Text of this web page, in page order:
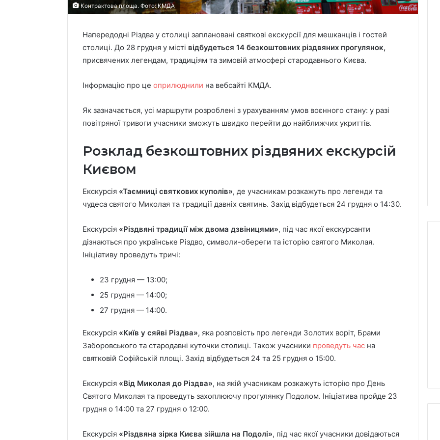
Контрактова площа. Фото: КМДА
Напередодні Різдва у столиці заплановані святкові екскурсії для мешканців і гостей
столиці. До 28 грудня у місті відбудеться 14 безкоштовних різдвяних прогулянок,
присвячених легендам, традиціям та зимовій атмосфері стародавнього Києва.
Інформацію про це оприлюднили на вебсайті КМДА.
Як зазначається, усі маршрути розроблені з урахуванням умов воєнного стану: у разі
повітряної тривоги учасники зможуть швидко перейти до найближчих укриттів.
Розклад безкоштовних різдвяних екскурсій
Києвом
Екскурсія «Таємниці святкових куполів», де учасникам розкажуть про легенди та
чудеса святого Миколая та традиції давніх святинь. Захід відбудеться 24 грудня о 14:30.
Екскурсія «Різдвяні традиції між двома дзвіницями», під час якої екскурсанти
дізнаються про українське Різдво, символи-обереги та історію святого Миколая.
Ініціативу проведуть тричі:
23 грудня — 13:00;
25 грудня — 14:00;
27 грудня — 14:00.
Екскурсія «Київ у сяйві Різдва», яка розповість про легенди Золотих воріт, Брами
Заборовського та стародавні куточки столиці. Також учасники проведуть час на
святковій Софійській площі. Захід відбудеться 24 та 25 грудня о 15:00.
Екскурсія «Від Миколая до Різдва», на якій учасникам розкажуть історію про День
Святого Миколая та проведуть захоплюючу прогулянку Подолом. Ініціатива пройде 23
грудня о 14:00 та 27 грудня о 12:00.
Екскурсія «Різдвяна зірка Києва зійшла на Подолі», під час якої учасники довідаються
Ветерани з Києва
компенсацію за
відпочинок: як це
що
кажуть
в
КМДА
поліції
Протести через вирубку
дерев на Теремках: що
кажуть в КМДА та поліції
допомогу:
відомо
киянам виплатять
одноразову допомогу:
що відомо